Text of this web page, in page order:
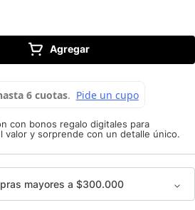
Agregar
con bonos regalo digitales para
valor y sorprende con un detalle único.
mayores a $300.000